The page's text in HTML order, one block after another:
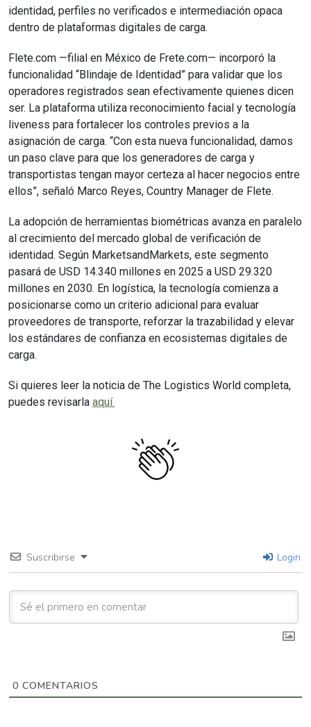
identidad, perfiles no verificados e intermediación opaca
dentro de plataformas digitales de carga.
Flete.com —filial en México de Frete.com— incorporó la
funcionalidad “Blindaje de Identidad” para validar que los
operadores registrados sean efectivamente quienes dicen
ser. La plataforma utiliza reconocimiento facial y tecnología
liveness para fortalecer los controles previos a la
asignación de carga. “Con esta nueva funcionalidad, damos
un paso clave para que los generadores de carga y
transportistas tengan mayor certeza al hacer negocios entre
ellos”, señaló Marco Reyes, Country Manager de Flete.
La adopción de herramientas biométricas avanza en paralelo
al crecimiento del mercado global de verificación de
identidad. Según MarketsandMarkets, este segmento
pasará de USD 14.340 millones en 2025 a USD 29.320
millones en 2030. En logística, la tecnología comienza a
posicionarse como un criterio adicional para evaluar
proveedores de transporte, reforzar la trazabilidad y elevar
los estándares de confianza en ecosistemas digitales de
carga.
Si quieres leer la noticia de The Logistics World completa,
puedes revisarla aquí.
Suscribirse Login
0 COMENTARIOS